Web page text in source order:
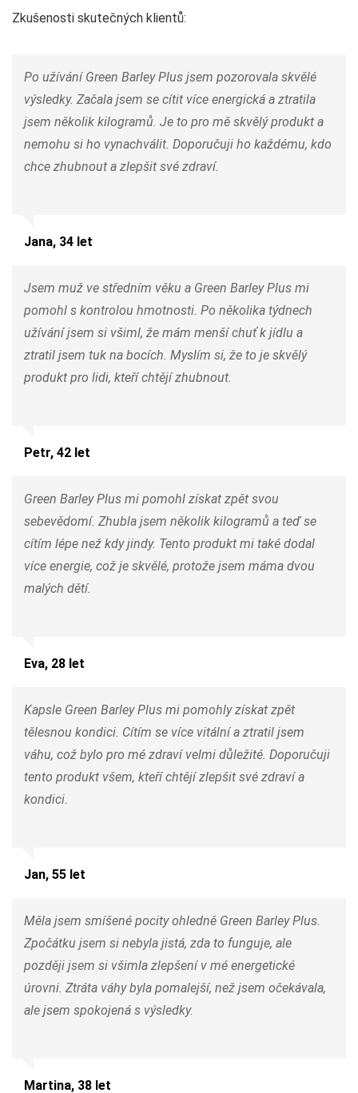
Zkušenosti skutečných klientů:
Po užívání Green Barley Plus jsem pozorovala skvělé
výsledky. Začala jsem se cítit více energická a ztratila
jsem několik kilogramů. Je to pro mě skvělý produkt a
nemohu si ho vynachválit. Doporučuji ho každému, kdo
chce zhubnout a zlepšit své zdraví.
Jana, 34 let
Jsem muž ve středním věku a Green Barley Plus mi
pomohl s kontrolou hmotnosti. Po několika týdnech
užívání jsem si všiml, že mám menší chuť k jídlu a
ztratil jsem tuk na bocích. Myslím si, že to je skvělý
produkt pro lidi, kteří chtějí zhubnout.
Petr, 42 let
Green Barley Plus mi pomohl získat zpět svou
sebevědomí. Zhubla jsem několik kilogramů a teď se
cítím lépe než kdy jindy. Tento produkt mi také dodal
více energie, což je skvělé, protože jsem máma dvou
malých dětí.
Eva, 28 let
Kapsle Green Barley Plus mi pomohly získat zpět
tělesnou kondici. Cítím se více vitální a ztratil jsem
váhu, což bylo pro mé zdraví velmi důležité. Doporučuji
tento produkt všem, kteří chtějí zlepšit své zdraví a
kondici.
Jan, 55 let
Měla jsem smíšené pocity ohledně Green Barley Plus.
Zpočátku jsem si nebyla jistá, zda to funguje, ale
později jsem si všimla zlepšení v mé energetické
úrovni. Ztráta váhy byla pomalejší, než jsem očekávala,
ale jsem spokojená s výsledky.
Martina, 38 let